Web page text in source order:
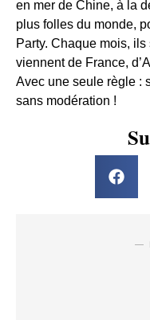
en mer de Chine, à la
plus folles du monde,
Party. Chaque mois,
viennent de France,
Avec une seule règle :
sans modération !
—